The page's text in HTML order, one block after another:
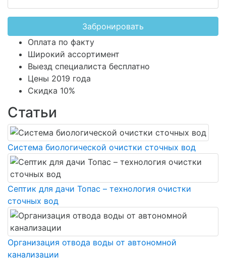
Забронировать
Оплата по факту
Широкий ассортимент
Выезд специалиста бесплатно
Цены 2019 года
Скидка 10%
Статьи
Система биологической очистки сточных вод
Септик для дачи Топас – технология очистки
сточных вод
Организация отвода воды от автономной
канализации